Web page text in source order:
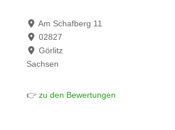
Am Schafberg 11
02827
Görlitz
Sachsen
👉zu den Bewertungen